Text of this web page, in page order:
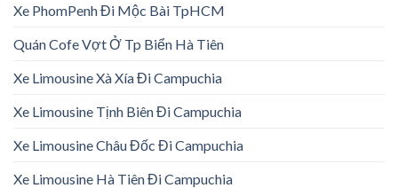
Xe PhomPenh Đi Mộc Bài TpHCM
Quán Cofe Vợt Ở Tp Biển Hà Tiên
Xe Limousine Xà Xía Đi Campuchia
Xe Limousine Tịnh Biên Đi Campuchia
Xe Limousine Châu Đốc Đi Campuchia
Xe Limousine Hà Tiên Đi Campuchia